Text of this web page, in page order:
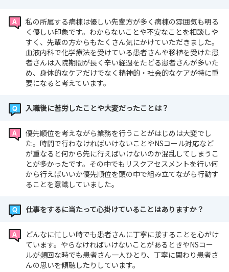
私の所属する病棟は優しい先輩方が多く病棟の雰囲気も明る
く優しい印象です。わからないことや不安なことを相談しや
すく、先輩の方からもたくさん気にかけていただきました。
血液内科で化学療法を受けている患者さんや移植を受けた患
者さんは入院期間が長く辛い経過をたどる患者さんが多いた
め、身体的なケアだけでなく精神的・社会的なケアが特に重
要になると考えています。
入職後に苦労したことや大変だったことは？
優先順位を考えながら業務を行うことがはじめは大変でし
た。時間で行わなければいけないことやNSコール対応など
が重なると何から先に行えばいけないのか混乱してしまうこ
とが多かったです。その中でもリスクアセスメントを行い何
から行えばいいか優先順位を頭の中で組み立てながら行動す
ることを意識していました。
仕事をするに当たって心掛けていることはありますか？
どんなに忙しい時でも患者さんに丁寧に接することを心がけ
ています。やらなければいけないことがあるときやNSコー
ルが頻回な時でも患者さん一人ひとり、丁寧に関わり患者さ
んの思いを傾聴したりしています。